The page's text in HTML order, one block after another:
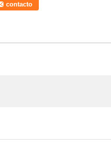
contacto